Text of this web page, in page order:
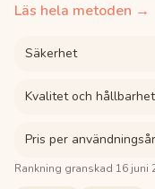
Läs hela metoden →
Säkerhet
Kvalitet och hållbarhet
Pris per användningsår
Rankning granskad 16 juni